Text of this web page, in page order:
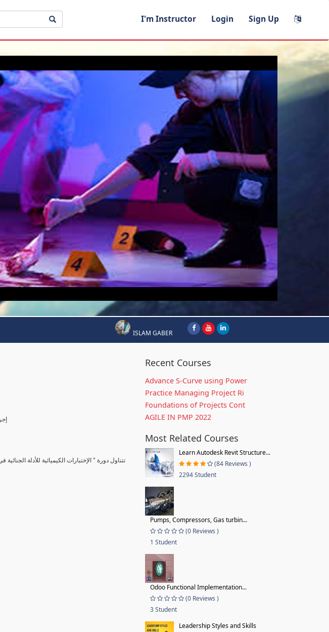
I'm Instructor Login Sign Up
ISLAM GABER
(
تتناول دورة " الإختبارات الكيميائية للأدلة
Recent Courses
Advance S-Curve using Power
Practice Managing Project Ri
Foundations of Projects Cont
AGILE IN PMP 2022
Most Related Courses
Learn Autodesk Revit Structure...
(84 Reviews )
2294 Student
Pumps, Compressors, Gas turbin...
(0 Reviews )
1 Student
Odoo Functional Implementation...
(0 Reviews )
3 Student
Leadership Styles and Skills